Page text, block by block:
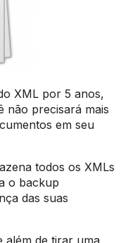
XML por 5 anos,
não precisará mais
em seu
todos os XMLs
o backup
das suas
além de tirar uma